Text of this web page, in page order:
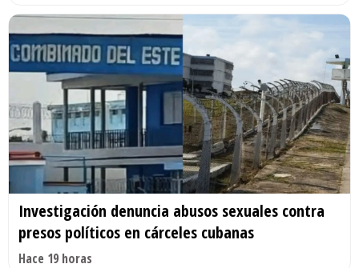
Investigación denuncia abusos sexuales contra
presos políticos en cárceles cubanas
Hace 19 horas